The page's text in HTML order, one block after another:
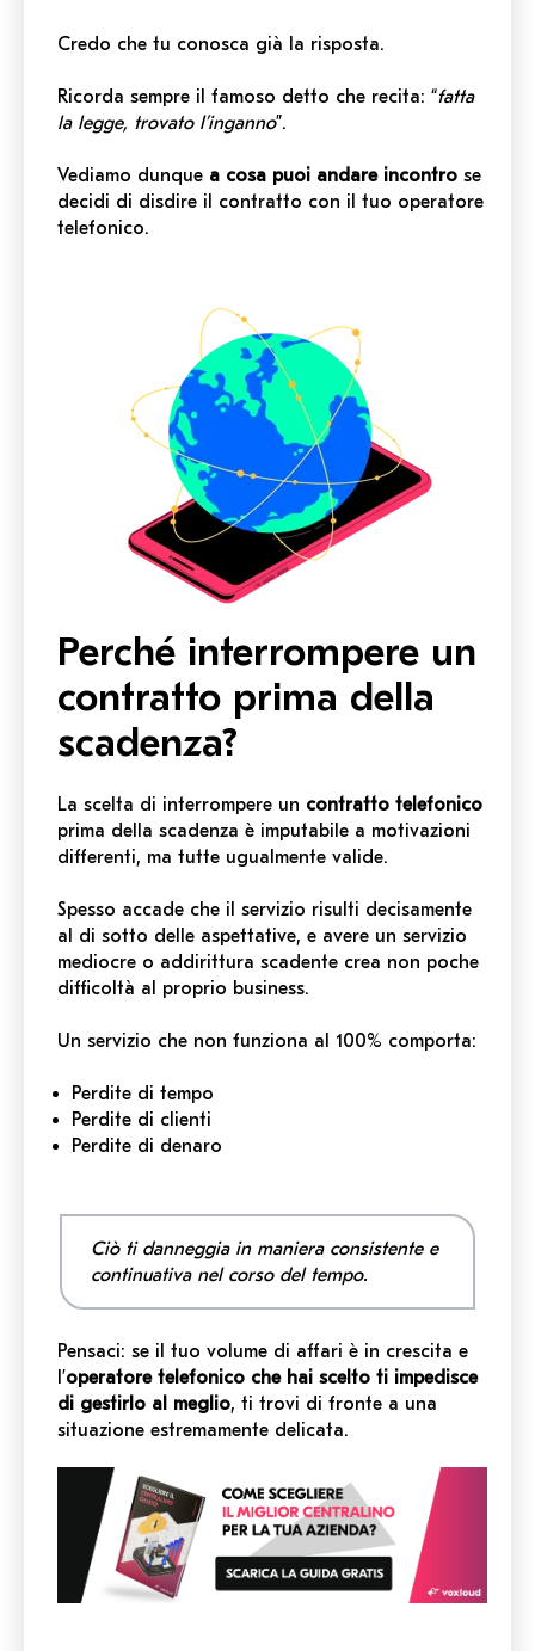
Credo che tu conosca già la risposta.
Ricorda sempre il famoso detto che recita: “fatta
la legge, trovato l’inganno”.
Vediamo dunque a cosa puoi andare incontro se
decidi di disdire il contratto con il tuo operatore
telefonico.
Perché interrompere un
contratto prima della
scadenza?
La scelta di interrompere un contratto telefonico
prima della scadenza è imputabile a motivazioni
differenti, ma tutte ugualmente valide.
Spesso accade che il servizio risulti decisamente
al di sotto delle aspettative, e avere un servizio
mediocre o addirittura scadente crea non poche
difficoltà al proprio business.
Un servizio che non funziona al 100% comporta:
Perdite di tempo
Perdite di clienti
Perdite di denaro
Ciò ti danneggia in maniera consistente e
continuativa nel corso del tempo.
Pensaci: se il tuo volume di affari è in crescita e
l’operatore telefonico che hai scelto ti impedisce
di gestirlo al meglio, ti trovi di fronte a una
situazione estremamente delicata.